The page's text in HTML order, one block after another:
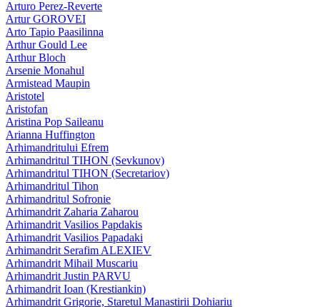
Arturo Perez-Reverte
Artur GOROVEI
Arto Tapio Paasilinna
Arthur Gould Lee
Arthur Bloch
Arsenie Monahul
Armistead Maupin
Aristotel
Aristofan
Aristina Pop Saileanu
Arianna Huffington
Arhimandritului Efrem
Arhimandritul TIHON (Sevkunov)
Arhimandritul TIHON (Secretariov)
Arhimandritul Tihon
Arhimandritul Sofronie
Arhimandrit Zaharia Zaharou
Arhimandrit Vasilios Papdakis
Arhimandrit Vasilios Papadaki
Arhimandrit Serafim ALEXIEV
Arhimandrit Mihail Muscariu
Arhimandrit Justin PARVU
Arhimandrit Ioan (Krestiankin)
Arhimandrit Grigorie, Staretul Manastirii Dohiariu